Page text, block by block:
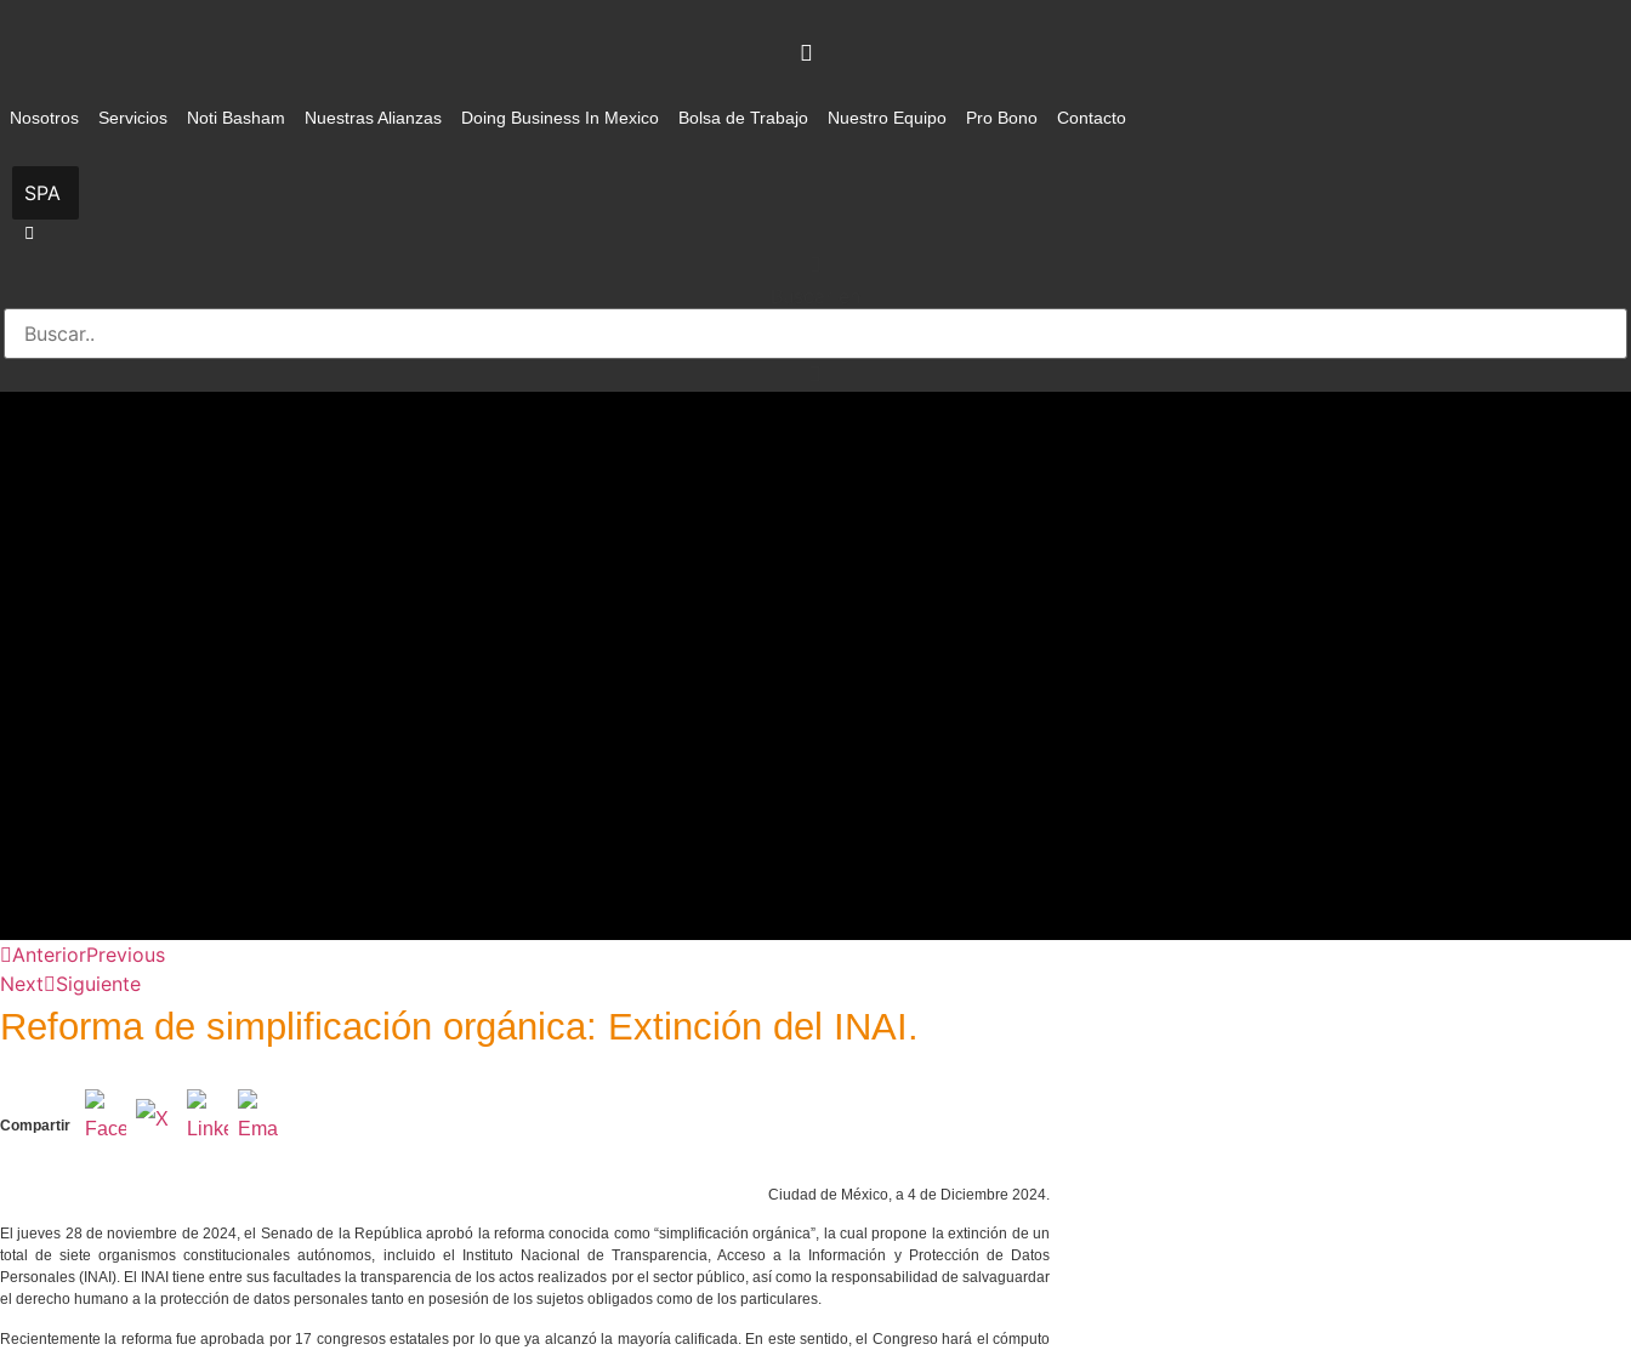
Nosotros Servicios Noti Basham Nuestras Alianzas Doing Business In Mexico Bolsa de Trabajo Nuestro Equipo Pro Bono Contacto
SPA
AnteriorPrevious
Next Siguiente
Reforma de simplificación orgánica: Extinción del INAI.
Compartir
Ciudad de México, a 4 de Diciembre 2024.
El jueves 28 de noviembre de 2024, el Senado de la República aprobó la reforma conocida como “simplificación orgánica”, la cual propone la extinción de un
total de siete organismos constitucionales autónomos, incluido el Instituto Nacional de Transparencia, Acceso a la Información y Protección de Datos
Personales (INAI). El INAI tiene entre sus facultades la transparencia de los actos realizados por el sector público, así como la responsabilidad de salvaguardar
el derecho humano a la protección de datos personales tanto en posesión de los sujetos obligados como de los particulares.
Recientemente la reforma fue aprobada por 17 congresos estatales por lo que ya alcanzó la mayoría calificada. En este sentido, el Congreso hará el cómputo